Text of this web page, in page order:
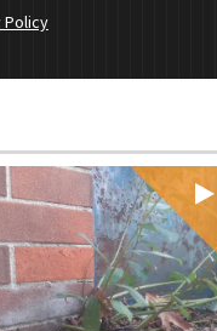
Policy